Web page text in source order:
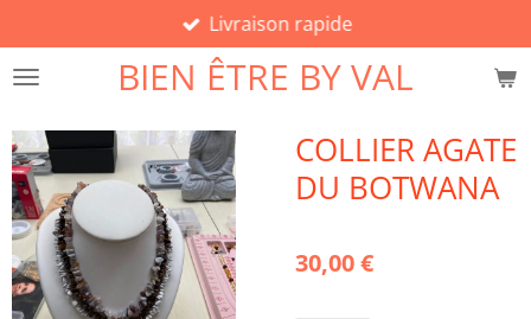
au
contenu
BIEN ÊTRE BY VAL
Livraison rapide
COLLIER AGATE
DU BOTWANA
30,00 €